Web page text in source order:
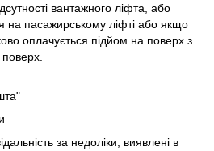
вантажного ліфта, або
на пасажирському ліфті або якщо
оплачується підйом на поверх з
поверх.
за недоліки, виявлені в